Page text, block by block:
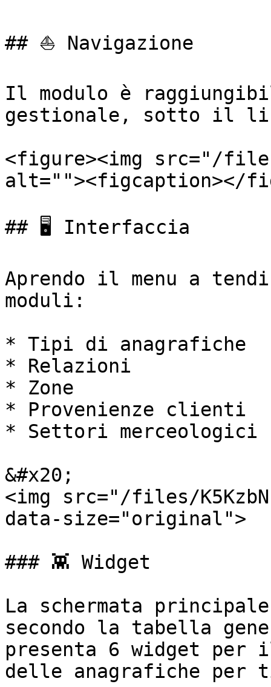
## ⛵ Navigazione
Il modulo è
gestionale, sotto il
<figure><img src="/files/
alt=""><figcaption></
## 🖥️ Interfaccia
Aprendo il menu a
moduli:
* Tipi di anagrafiche
* Relazioni
* Zone
* Provenienze clienti
* Settori merceologici
&#x20;
<img src="/files/
data-size="original">
### 👾 Widget
La schermata
secondo la tabella
presenta 6 widget
delle anagrafiche per